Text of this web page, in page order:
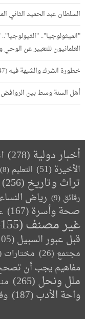
السلطان عبد الحميد الثاني
"الميثولوجيا"..
العلمانيون للتعبير عن الوحي
خطورة الشرك والشبهة فيه(447)
أهل السنة وسط بين
أخبار دولية (278)
الأخيرة (51) التعليم (8)
تراث وتاريخ(256)
رقائق (9) رياض النساء
صحة وأسرة(167)
غير مصنف(6155)
قبل عبور السبيل(105)
مجتمع (26) مختارات
مفاهيم يجب أن
ملل ونحل(265)
واحة الأدب(187)